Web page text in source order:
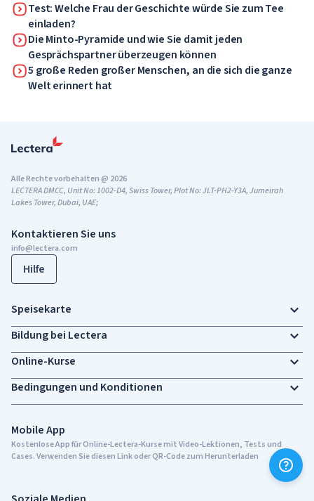
Test: Welche Frau der Geschichte würde Sie zum Tee
einladen?
Die Minto-Pyramide und wie Sie damit jeden
Gesprächspartner überzeugen können
5 große Reden großer Menschen, an die sich die ganze
Welt erinnert hat
Kontaktieren Sie uns
info@lectera.com
Hilfe
Mobile App
Kostenlose App für Online-Lectera-Kurse mit Video-Lektionen, Tests und
Cases. Verwenden Sie diesen Link oder QR-Code zum Herunterladen
Alle Rechte vorbehalten @ 2026
LECTERA DMCC, Unit No: 1002-D4, Swiss Tower, Plot No: JLT-PH2-Y3A, Jumeirah
Lakes Tower, Dubai, UAE;
Speisekarte
Bildung bei Lectera
Online-Kurse
Bedingungen und Konditionen